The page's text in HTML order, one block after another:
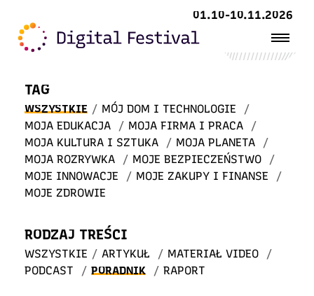
01.10-10.11.2026
w STREFIE WIEDZY
TAG
WSZYSTKIE / MÓJ DOM I TECHNOLOGIE
/
MOJA EDUKACJA
/ MOJA FIRMA I PRACA
/
MOJA KULTURA I SZTUKA
/ MOJA PLANETA
/
MOJA ROZRYWKA
/ MOJE BEZPIECZEŃSTWO
/
MOJE INNOWACJE
/ MOJE ZAKUPY I FINANSE
/
MOJE ZDROWIE
RODZAJ TREŚCI
WSZYSTKIE / ARTYKUŁ / MATERIAŁ VIDEO
/
PODCAST
/ PORADNIK / RAPORT